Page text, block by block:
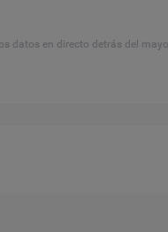
datos en directo detrás del